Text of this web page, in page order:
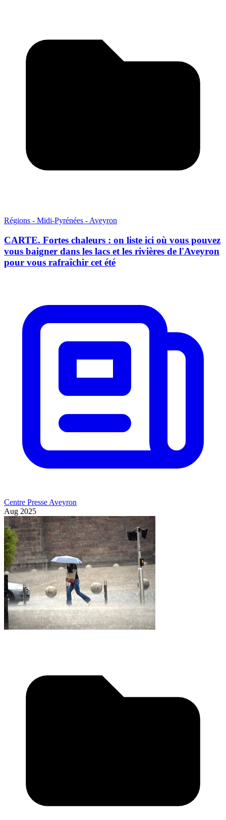
Régions - Midi-Pyrénées - Aveyron
CARTE. Fortes chaleurs : on liste ici où vous pouvez
vous baigner dans les lacs et les rivières de l'Aveyron
pour vous rafraîchir cet été
Centre Presse Aveyron
Aug 2025